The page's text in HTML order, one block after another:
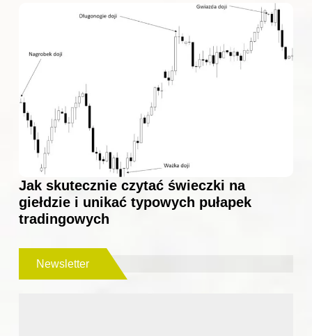
Jak skutecznie czytać świeczki na
giełdzie i unikać typowych pułapek
tradingowych
Newsletter